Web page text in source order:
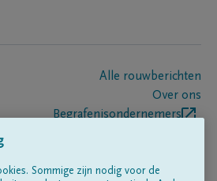
Alle rouwberichten
Over ons
Begrafenisondernemers
Sommige zijn nodig voor de